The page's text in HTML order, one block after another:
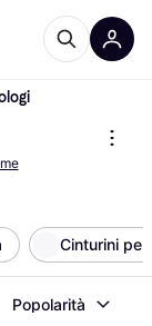
Cinturini per
Popolarità